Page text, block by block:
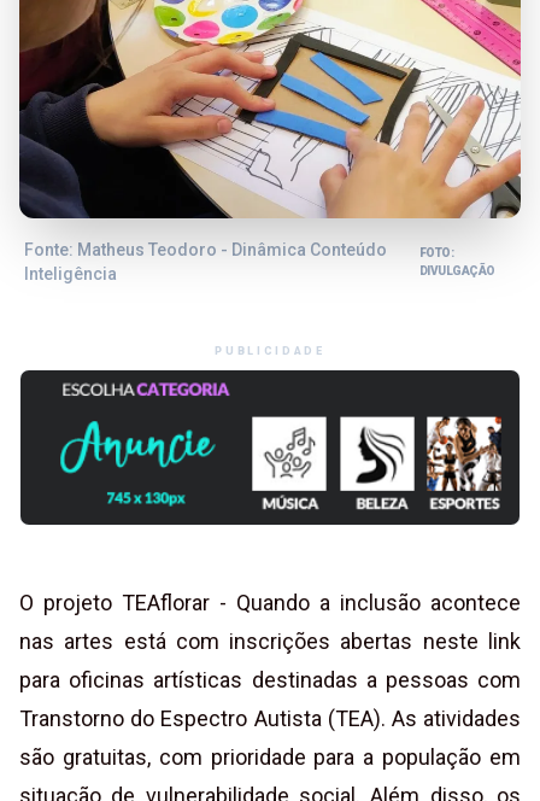
Fonte: Matheus Teodoro - Dinâmica Conteúdo
Inteligência
FOTO:
DIVULGAÇÃO
PUBLICIDADE
O projeto TEAflorar - Quando a inclusão acontece
nas artes está com inscrições abertas neste link
para oficinas artísticas destinadas a pessoas com
Transtorno do Espectro Autista (TEA). As atividades
são gratuitas, com prioridade para a população em
situação de vulnerabilidade social. Além disso, os